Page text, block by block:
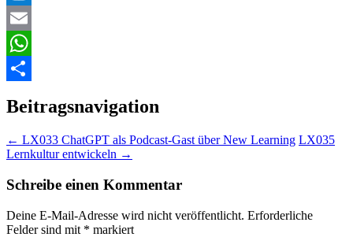
Raindrop.io
Email
WhatsApp
Beitragsnavigation
← LX033 ChatGPT als Podcast-Gast über New Learning LX035
Lernkultur entwickeln →
Schreibe einen Kommentar
Deine E-Mail-Adresse wird nicht veröffentlicht. Erforderliche
Felder sind mit * markiert